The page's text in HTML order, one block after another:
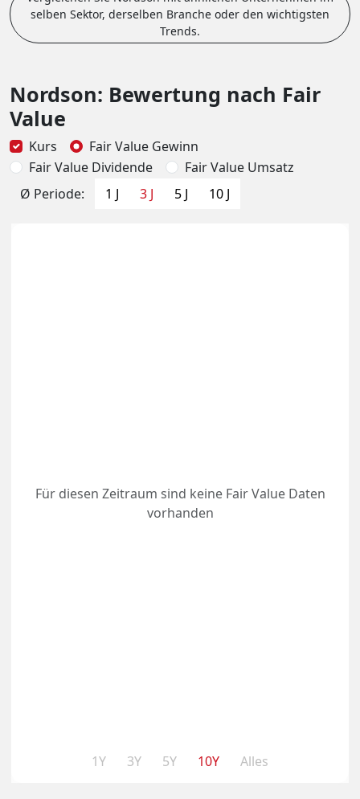
selben Sektor, derselben Branche oder den wichtigsten
Trends.
Nordson: Bewertung nach Fair
Value
Kurs
Fair Value Gewinn
Fair Value Dividende
Fair Value Umsatz
Ø Periode:
1 J 3 J 5 J 10 J
1Y 3Y 5Y 10Y Alles
Für diesen Zeitraum sind keine Fair Value Daten
vorhanden